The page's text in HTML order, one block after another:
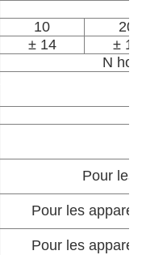
10
20
± 14
± 15
N
Pour les
Pour les
Pour les